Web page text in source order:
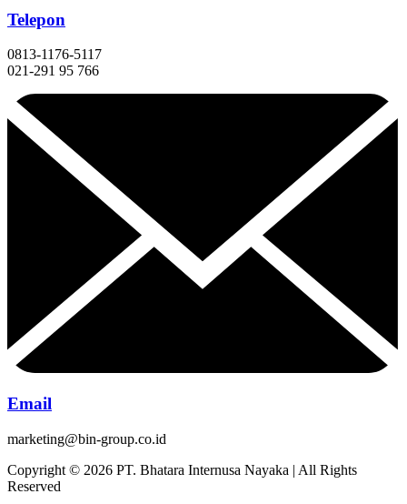
Telepon
0813-1176-5117
021-291 95 766
Email
marketing@bin-group.co.id
Copyright © 2026 PT. Bhatara Internusa Nayaka | All Rights
Reserved